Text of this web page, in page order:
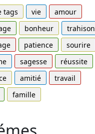
tags vie
amour
bonheur
trahison
patience
sourire
sagesse
réussite
amitié
travail
famille